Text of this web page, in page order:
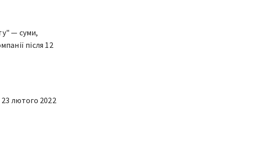
— суми,
після 12
лютого 2022